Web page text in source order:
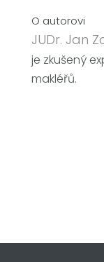
O autorovi
JUDr. Jan
je zkušený
makléřů.